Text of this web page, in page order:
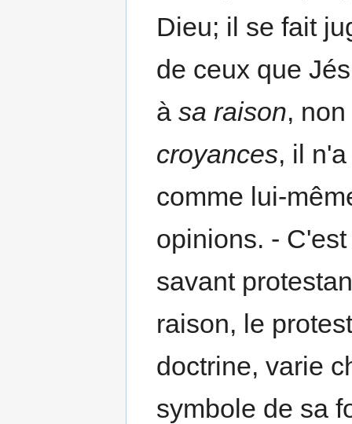
Dieu; il se fait
de ceux que
àsa raison,
croyances, il
comme lui-
opinions. -
savant
raison, le
doctrine, varie
symbole de sa